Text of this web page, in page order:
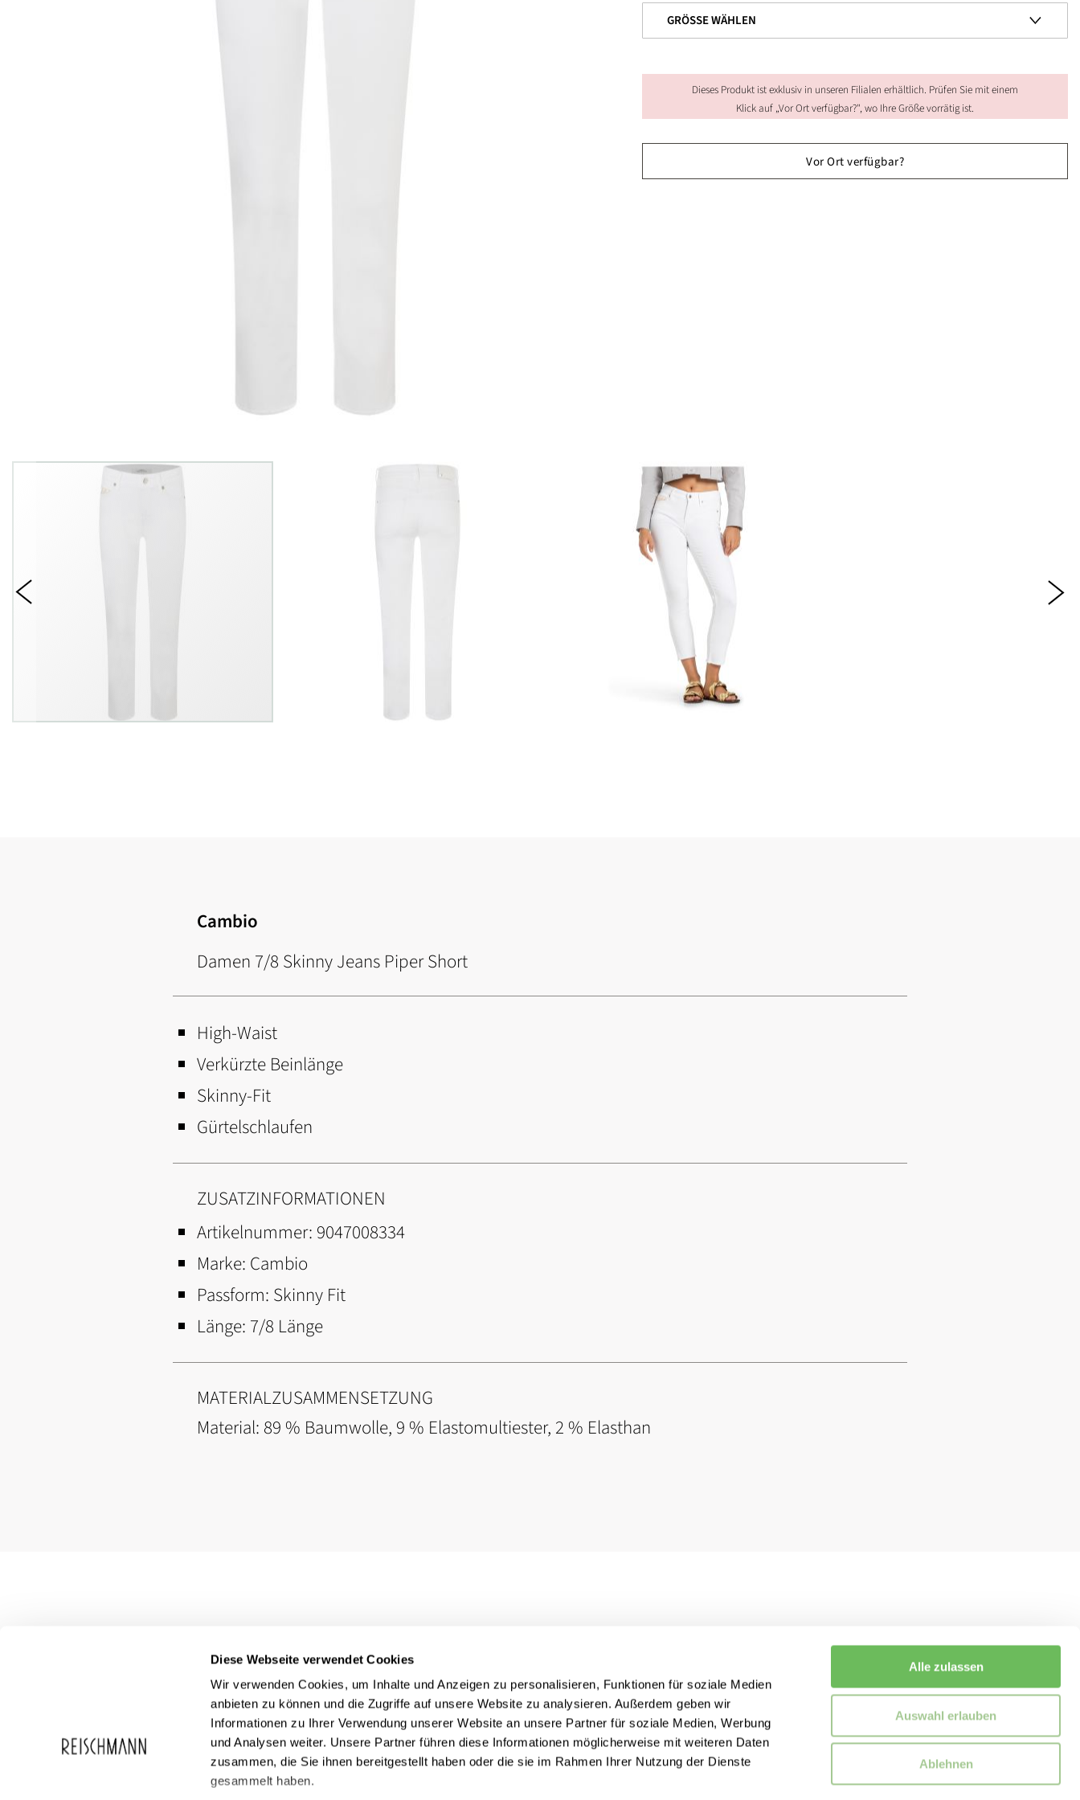
Diese Webseite verwendet Cookies
Wir verwenden Cookies, um Inhalte und Anzeigen zu personalisieren, Funktionen für soziale Medien
anbieten zu können und die Zugriffe auf unsere Website zu analysieren. Außerdem geben wir
Informationen zu Ihrer Verwendung unserer Website an unsere Partner für soziale Medien, Werbung
und Analysen weiter. Unsere Partner führen diese Informationen möglicherweise mit weiteren Daten
zusammen, die Sie ihnen bereitgestellt haben oder die sie im Rahmen Ihrer Nutzung der Dienste
gesammelt haben.
Alle zulassen
Auswahl erlauben
Ablehnen
Dieses Produkt ist exklusiv in unseren Filialen erhältlich. Prüfen Sie mit einem
Klick auf „Vor Ort verfügbar?", wo Ihre Größe vorrätig ist.
Vor Ort verfügbar?
Cambio
Damen 7/8 Skinny Jeans Piper Short
High-Waist
Verkürzte Beinlänge
Skinny-Fit
Gürtelschlaufen
ZUSATZINFORMATIONEN
Artikelnummer: 9047008334
Marke: Cambio
Passform: Skinny Fit
Länge: 7/8 Länge
MATERIALZUSAMMENSETZUNG
Material: 89 % Baumwolle, 9 % Elastomultiester, 2 % Elasthan
Reischmann
Über Reischmann